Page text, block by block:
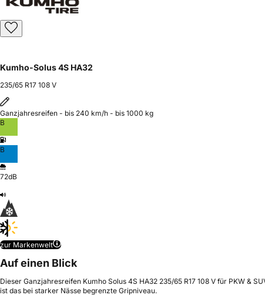
Kumho-Solus 4S HA32
235/65 R17 108 V
Ganzjahresreifen - bis 240 km/h - bis 1000 kg
B
B
72dB
zur Markenwelt
Auf einen Blick
Dieser Ganzjahresreifen Kumho Solus 4S HA32 235/65 R17 108 V für PKW &
ist das bei starker Nässe begrenzte Gripniveau.